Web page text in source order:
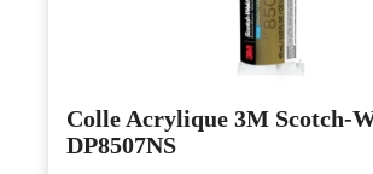
Colle Acrylique 3M Scotch-
DP8507NS